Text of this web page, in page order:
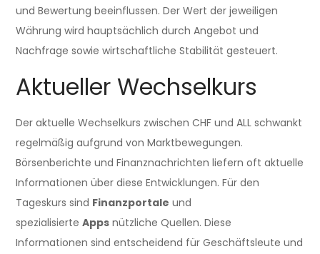
und Bewertung beeinflussen. Der Wert der jeweiligen
Währung wird hauptsächlich durch Angebot und
Nachfrage sowie wirtschaftliche Stabilität gesteuert.
Aktueller Wechselkurs
Der aktuelle Wechselkurs zwischen CHF und ALL schwankt
regelmäßig aufgrund von Marktbewegungen.
Börsenberichte und Finanznachrichten liefern oft aktuelle
Informationen über diese Entwicklungen. Für den
Tageskurs sind Finanzportale und
spezialisierteApps nützliche Quellen. Diese
Informationen sind entscheidend für Geschäftsleute und